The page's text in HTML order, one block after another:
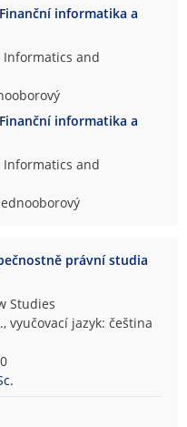
Finanční informatika a
Informatics and
Finanční informatika a
Informatics and
právní studia
Studies
vyučovací jazyk: čeština